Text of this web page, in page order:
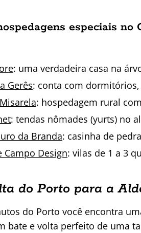
especiais no
: uma verdadeira casa na
Gerês: conta com
: hospedagem rural
: tendas nômades (yurts) no
da Branda: casinha de
Campo Design: vilas de 1 a 3
do Porto para a
do Porto você encontra
bate e volta perfeito de uma